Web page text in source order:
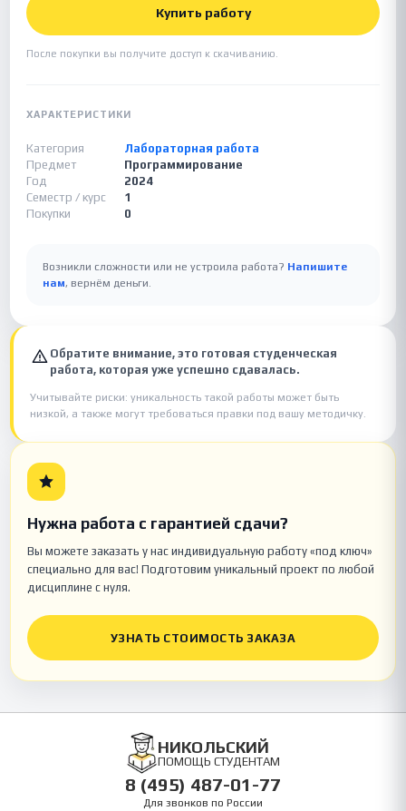
Купить работу
После покупки вы получите доступ к скачиванию.
ХАРАКТЕРИСТИКИ
Категория
Лабораторная работа
Предмет
Программирование
Год
2024
Семестр / курс
1
Покупки
0
Возникли сложности или не устроила работа? Напишите
нам, вернём деньги.
Обратите внимание, это готовая студенческая
работа, которая уже успешно сдавалась.
Учитывайте риски: уникальность такой работы может быть
низкой, а также могут требоваться правки под вашу методичку.
Нужна работа с гарантией сдачи?
Вы можете заказать у нас индивидуальную работу «под ключ»
специально для вас! Подготовим уникальный проект по любой
дисциплине с нуля.
УЗНАТЬ СТОИМОСТЬ ЗАКАЗА
НИКОЛЬСКИЙ
ПОМОЩЬ СТУДЕНТАМ
8 (495) 487-01-77
Для звонков по России